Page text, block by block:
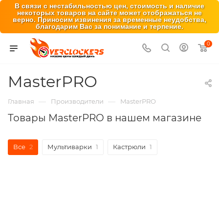
В связи с нестабильностью цен, стоимость и наличие
некоторых товаров на сайте может отображаться не
верно. Приносим извинения за временные неудобства,
благодарим Вас за понимание и терпение.
0
MasterPRO
Главная — Производители — MasterPRO
Товары MasterPRO в нашем магазине
Все 2 Мультиварки 1 Кастрюли 1